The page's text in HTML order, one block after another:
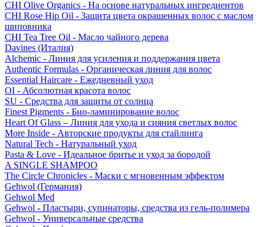
CHI Olive Organics - На основе натуральных ингредиентов
CHI Rose Hip Oil - Защита цвета окрашенных волос с маслом
шиповника
CHI Tea Tree Oil - Масло чайного дерева
Davines (Италия)
Alchemic - Линия для усиления и поддержания цвета
Authentic Formulas - Органическая линия для волос
Essential Haircare - Eжедневный уход
OI - Абсолютная красота волос
SU - Средства для защиты от солнца
Finest Pigments - Био-ламинирование волос
Heart Of Glass – Линия для ухода и сияния светлых волос
More Inside - Авторские продукты для стайлинга
Natural Tech - Натуральный уход
Pasta & Love - Идеальное бритье и уход за бородой
A SINGLE SHAMPOO
The Circle Chronicles - Маски с мгновенным эффектом
Gehwol (Германия)
Gehwol Med
Gehwol - Пластыри, супинаторы, средства из гель-полимера
Gehwol - Универсальные средства